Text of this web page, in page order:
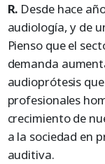
R. Desde hace
audiología, y de
Pienso que el
demanda
audioprótesis
profesionales
crecimiento de
a la sociedad en
auditiva.